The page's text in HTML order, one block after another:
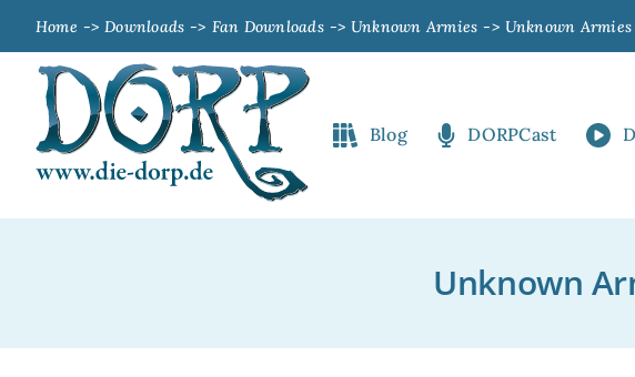
springen
Home Downloads Fan Downloads Unknown Armies Unknown
Blog DORPCast
Unknown